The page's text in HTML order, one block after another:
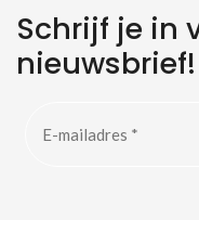
Schrijf je in
nieuwsbrief!